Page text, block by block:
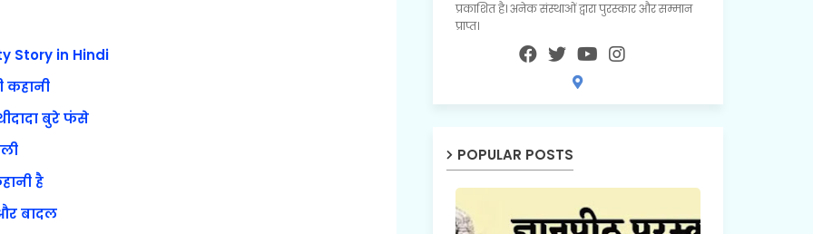
Story in Hindi
कहानी
बुरे फंसे
है
बादल
प्रकाशित है। अनेक संस्थाओं द्वारा पुरस्कार और सम्मान
प्राप्त।
POPULAR POSTS